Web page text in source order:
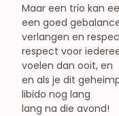
Maar een trio kan
een goed
verlangen en
respect voor
voelen dan ooit, en
en als je dit
libido nog lang
lang na die avond!